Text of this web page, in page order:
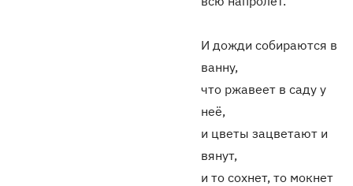
И дожди собираются в
ванну,
что ржавеет в саду у
неё,
и цветы зацветают и
вянут,
и то сохнет, то мокнет